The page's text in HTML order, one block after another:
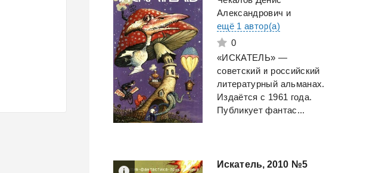
Александрович и
ещё 1 автор(а)
0
«ИСКАТЕЛЬ» —
советский и российский
литературный альманах.
Издаётся с 1961 года.
Публикует фантас...
Искатель, 2010 №5